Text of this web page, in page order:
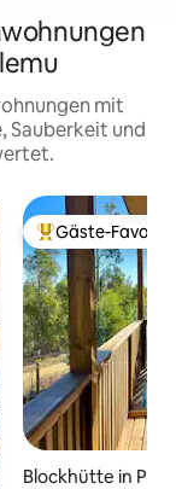
mit
Sauberkeit und
Beliebter Gäste-
Gäste-Favorit
Blockhütte in